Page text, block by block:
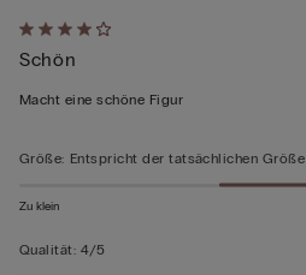
Mit
4
von
bewertet
Schön
Macht eine schöne Figur
Größe: Entspricht der tatsächlichen Größe
Zu klein
Qualität: 4/5